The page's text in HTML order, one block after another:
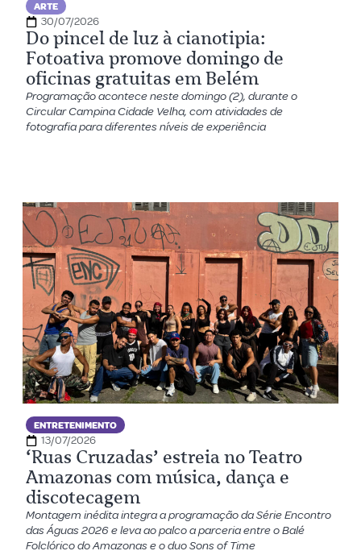
ARTE
30/07/2026
Do pincel de luz à cianotipia:
Fotoativa promove domingo de
oficinas gratuitas em Belém
Programação acontece neste domingo (2), durante o
Circular Campina Cidade Velha, com atividades de
fotografia para diferentes níveis de experiência
ENTRETENIMENTO
13/07/2026
‘Ruas Cruzadas’ estreia no Teatro
Amazonas com música, dança e
discotecagem
Montagem inédita integra a programação da Série Encontro
das Águas 2026 e leva ao palco a parceria entre o Balé
Folclórico do Amazonas e o duo Sons of Time